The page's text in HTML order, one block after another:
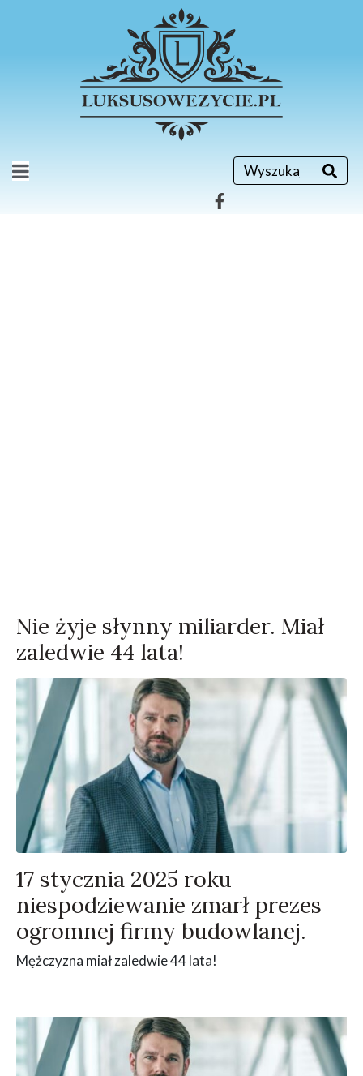
Nie żyje słynny miliarder. Miał
zaledwie 44 lata!
17 stycznia 2025 roku
niespodziewanie zmarł prezes
ogromnej firmy budowlanej.
Mężczyzna miał zaledwie 44 lata!